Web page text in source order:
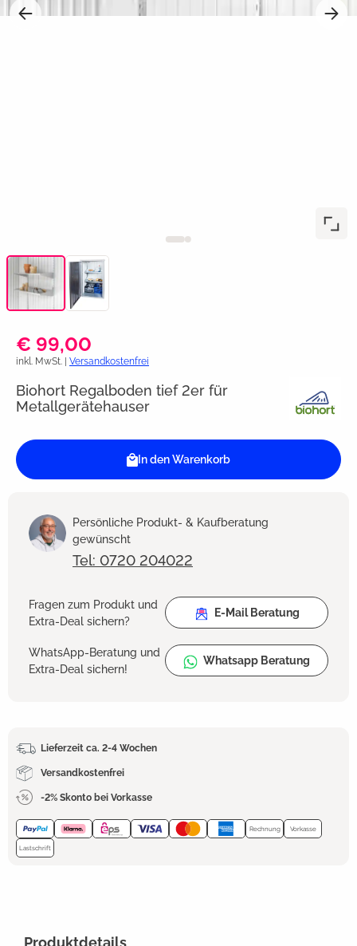
€ 99,00
inkl. MwSt. | Versandkostenfrei
Biohort Regalboden tief 2er für
Metallgerätehauser
In den Warenkorb
Persönliche Produkt- & Kaufberatung
gewünscht
Tel: 0720 204022
Fragen zum Produkt und
Extra-Deal sichern?
E-Mail Beratung
WhatsApp-Beratung und
Extra-Deal sichern!
Whatsapp Beratung
Lieferzeit ca. 2-4 Wochen
Versandkostenfrei
-2% Skonto bei Vorkasse
Rechnung Vorkasse
Lastschrift
Produktdetails